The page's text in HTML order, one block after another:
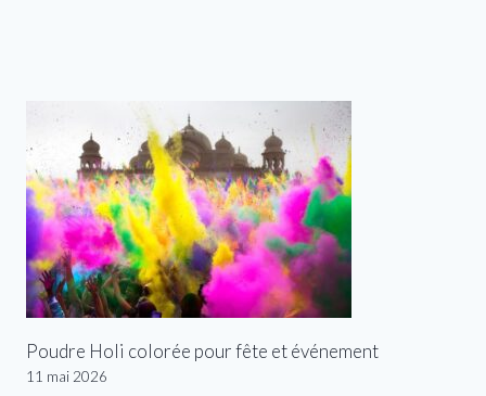
Poudre Holi colorée pour fête et événement
11 mai 2026